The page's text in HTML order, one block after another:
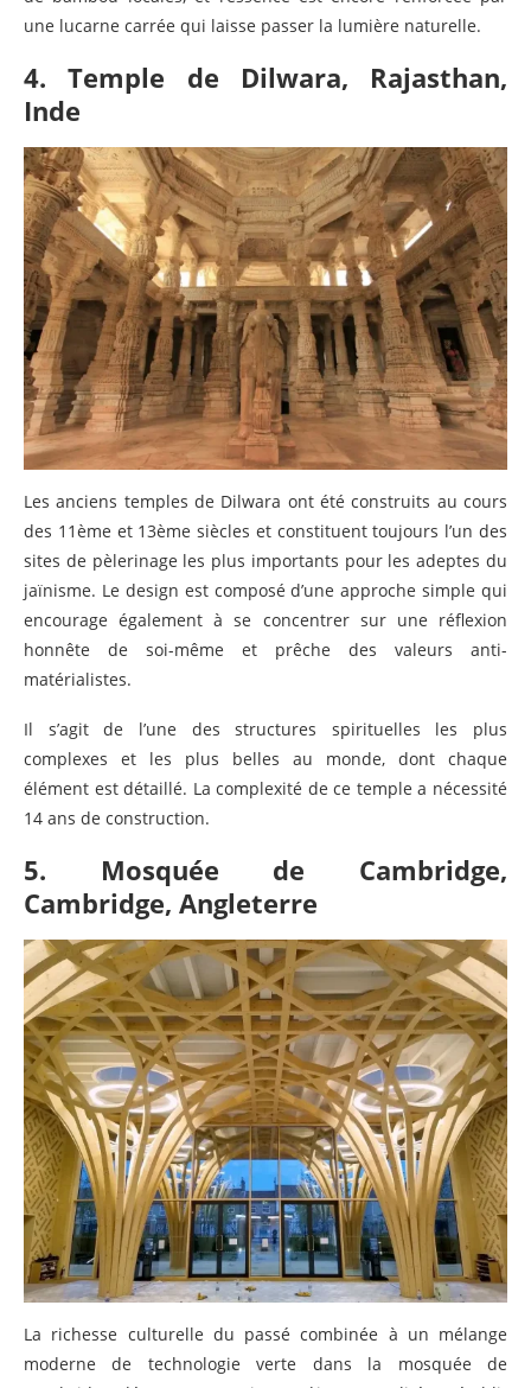
une lucarne carrée qui laisse passer la lumière naturelle.
4. Temple de Dilwara, Rajasthan,
Inde
Les anciens temples de Dilwara ont été construits au cours
des 11ème et 13ème siècles et constituent toujours l’un des
sites de pèlerinage les plus importants pour les adeptes du
jaïnisme. Le design est composé d’une approche simple qui
encourage également à se concentrer sur une réflexion
honnête de soi-même et prêche des valeurs anti-
matérialistes.
Il s’agit de l’une des structures spirituelles les plus
complexes et les plus belles au monde, dont chaque
élément est détaillé. La complexité de ce temple a nécessité
14 ans de construction.
5. Mosquée de Cambridge,
Cambridge, Angleterre
La richesse culturelle du passé combinée à un mélange
moderne de technologie verte dans la mosquée de